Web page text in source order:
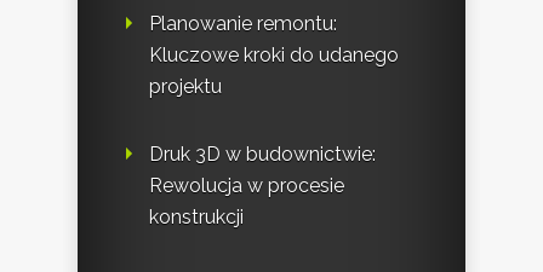
Planowanie remontu:
Kluczowe kroki do udanego
projektu
Druk 3D w budownictwie:
Rewolucja w procesie
konstrukcji